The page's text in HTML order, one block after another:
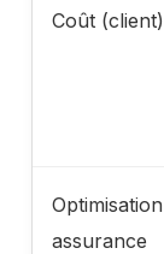
Coût (client)
Optimisation
assurance